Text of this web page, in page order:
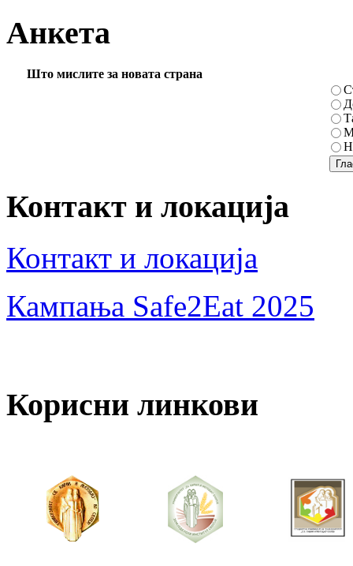
Анкета
Што мислите за новата страна
Контакт и локација
Контакт и локација
Кампања Safe2Eat 2025
Корисни линкови